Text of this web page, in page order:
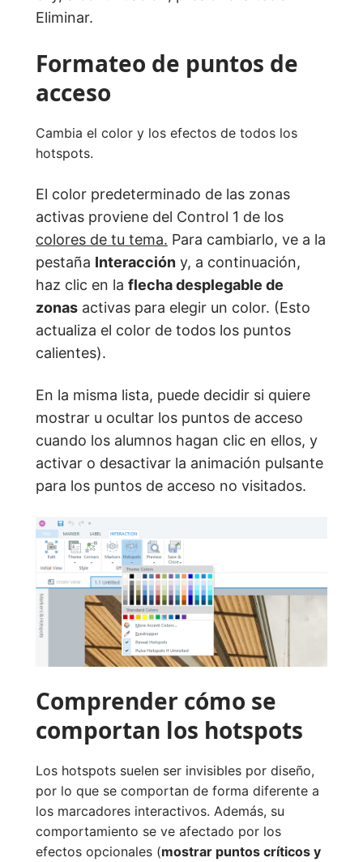
Eliminar.
Formateo de puntos de
acceso
Cambia el color y los efectos de todos los
hotspots.
El color predeterminado de las zonas
activas proviene del Control 1 de los
colores de tu tema. Para cambiarlo, ve a la
pestaña Interacción y, a continuación,
haz clic en la flecha desplegable de
zonas activas para elegir un color. (Esto
actualiza el color de todos los puntos
calientes).
En la misma lista, puede decidir si quiere
mostrar u ocultar los puntos de acceso
cuando los alumnos hagan clic en ellos, y
activar o desactivar la animación pulsante
para los puntos de acceso no visitados.
Comprender cómo se
comportan los hotspots
Los hotspots suelen ser invisibles por diseño,
por lo que se comportan de forma diferente a
los marcadores interactivos. Además, su
comportamiento se ve afectado por los
efectos opcionales (mostrar puntos críticos y